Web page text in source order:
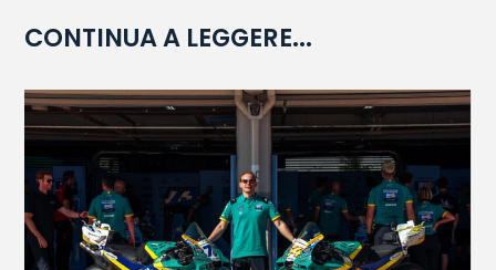
CONTINUA A LEGGERE...